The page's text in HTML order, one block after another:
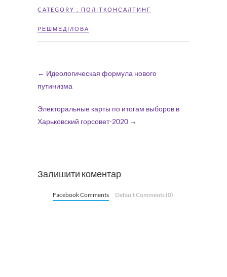
CATEGORY : ПОЛІТКОНСАЛТИНГ
РЕШМЕДІЛОВА
← Идеологическая формула нового
путинизма
Электоральные карты по итогам выборов в
Харьковский горсовет-2020 →
Залишити коментар
Facebook Comments Default Comments (0)